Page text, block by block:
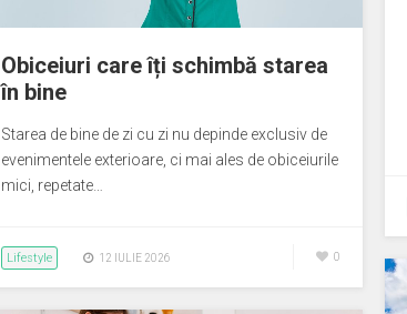
Obiceiuri care îți schimbă starea
în bine
Starea de bine de zi cu zi nu depinde exclusiv de
evenimentele exterioare, ci mai ales de obiceiurile
mici, repetate…
Lifestyle 12 IULIE 2026 0